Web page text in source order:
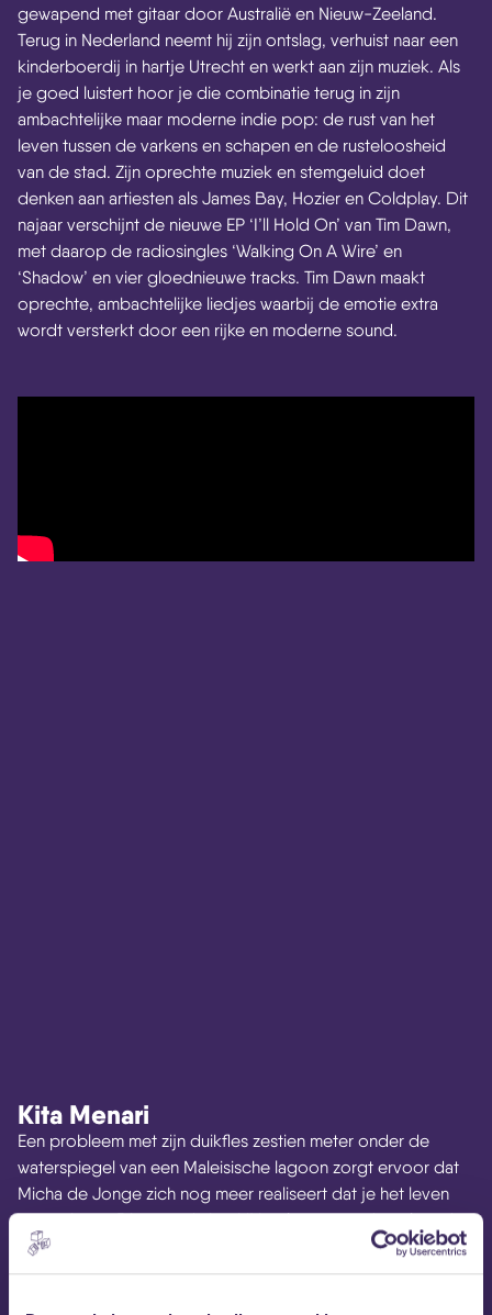
gewapend met gitaar door Australië en Nieuw-Zeeland.
Terug in Nederland neemt hij zijn ontslag, verhuist naar een
kinderboerdij in hartje Utrecht en werkt aan zijn muziek. Als
je goed luistert hoor je die combinatie terug in zijn
ambachtelijke maar moderne indie pop: de rust van het
leven tussen de varkens en schapen en de rusteloosheid
van de stad. Zijn oprechte muziek en stemgeluid doet
denken aan artiesten als James Bay, Hozier en Coldplay. Dit
najaar verschijnt de nieuwe EP ‘I’ll Hold On’ van Tim Dawn,
met daarop de radiosingles ‘Walking On A Wire’ en
‘Shadow’ en vier gloednieuwe tracks. Tim Dawn maakt
oprechte, ambachtelijke liedjes waarbij de emotie extra
wordt versterkt door een rijke en moderne sound.
Kita Menari
Een probleem met zijn duikfles zestien meter onder de
waterspiegel van een Maleisische lagoon zorgt ervoor dat
Micha de Jonge zich nog meer realiseert dat je het leven
moet vieren. Die avond viert hij het leven, om de volgende
ochtend een briefje in zijn broekzak te vinden met daarop
‘Kita Menari’ wat we dansen betekent in het Maleis.